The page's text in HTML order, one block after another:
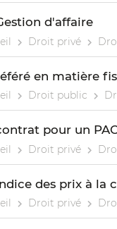
d'affaire
Droit privé
en matière
Droit public
pour un
Droit privé
des prix à la
Droit privé